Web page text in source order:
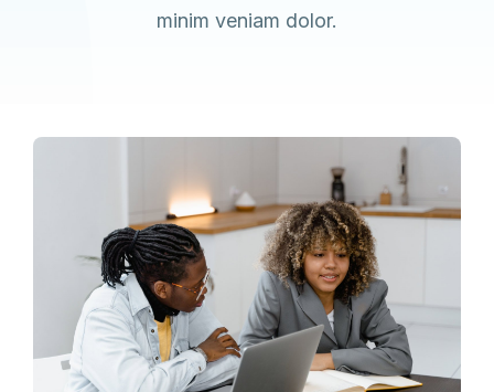
minim veniam dolor.